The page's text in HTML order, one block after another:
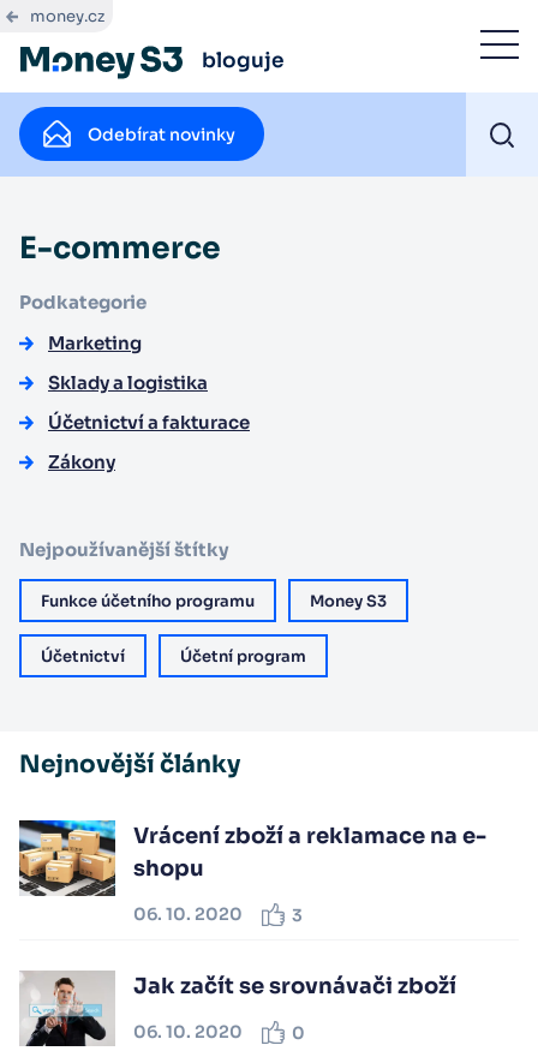
money.cz
bloguje
Odebírat novinky
E-commerce
Podkategorie
Marketing
Sklady a logistika
Účetnictví a fakturace
Zákony
Nejpoužívanější štítky
Funkce účetního programu Money S3
Účetnictví Účetní program
Nejnovější články
Vrácení zboží a reklamace na e-
shopu
06. 10. 2020 3
Jak začít se srovnávači zboží
06. 10. 2020 0